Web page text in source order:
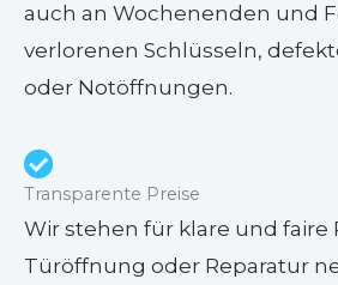
auch an Wochenenden und
verlorenen Schlüsseln,
oder Notöffnungen.
Transparente Preise
Wir stehen für klare und faire
Türöffnung oder Reparatur